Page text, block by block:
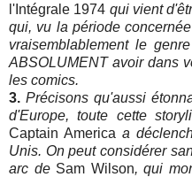
l'Intégrale 1974 qui vient
qui, vu la période
vraisemblablement le
ABSOLUMENT avoir dans
les comics.
3. Précisons qu'aussi
d'Europe, toute cette
Captain America a
Unis. On peut considérer
arc de Sam Wilson, qui